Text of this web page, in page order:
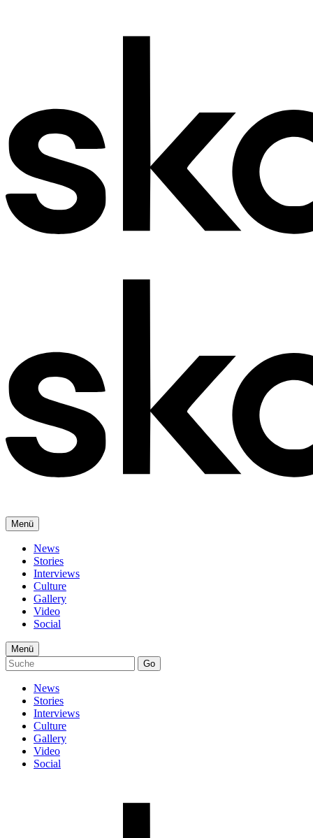
Menü
News
Stories
Interviews
Culture
Gallery
Video
Social
Menü
Go
News
Stories
Interviews
Culture
Gallery
Video
Social